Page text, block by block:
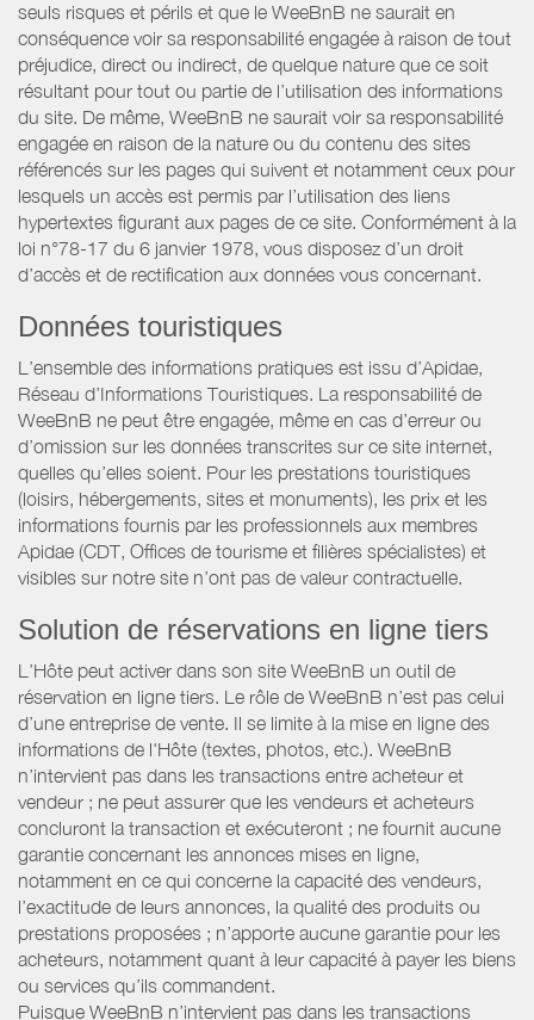
seuls risques et périls et que le WeeBnB ne saurait en
conséquence voir sa responsabilité engagée à raison de tout
préjudice, direct ou indirect, de quelque nature que ce soit
résultant pour tout ou partie de l’utilisation des informations
du site. De même, WeeBnB ne saurait voir sa responsabilité
engagée en raison de la nature ou du contenu des sites
référencés sur les pages qui suivent et notamment ceux pour
lesquels un accès est permis par l’utilisation des liens
hypertextes figurant aux pages de ce site. Conformément à la
loi n°78-17 du 6 janvier 1978, vous disposez d’un droit
d’accès et de rectification aux données vous concernant.
Données touristiques
L’ensemble des informations pratiques est issu d’Apidae,
Réseau d’Informations Touristiques. La responsabilité de
WeeBnB ne peut être engagée, même en cas d’erreur ou
d’omission sur les données transcrites sur ce site internet,
quelles qu’elles soient. Pour les prestations touristiques
(loisirs, hébergements, sites et monuments), les prix et les
informations fournis par les professionnels aux membres
Apidae (CDT, Offices de tourisme et filières spécialistes) et
visibles sur notre site n’ont pas de valeur contractuelle.
Solution de réservations en ligne tiers
L’Hôte peut activer dans son site WeeBnB un outil de
réservation en ligne tiers. Le rôle de WeeBnB n’est pas celui
d’une entreprise de vente. Il se limite à la mise en ligne des
informations de l'Hôte (textes, photos, etc.). WeeBnB
n’intervient pas dans les transactions entre acheteur et
vendeur ; ne peut assurer que les vendeurs et acheteurs
concluront la transaction et exécuteront ; ne fournit aucune
garantie concernant les annonces mises en ligne,
notamment en ce qui concerne la capacité des vendeurs,
l’exactitude de leurs annonces, la qualité des produits ou
prestations proposées ; n’apporte aucune garantie pour les
acheteurs, notamment quant à leur capacité à payer les biens
ou services qu’ils commandent.
Puisque WeeBnB n’intervient pas dans les transactions